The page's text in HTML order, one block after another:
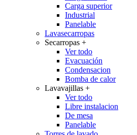
Carga superior
Industrial
Panelable
Lavasecarropas
Secarropas +
Ver todo
Evacuación
Condensacion
Bomba de calor
Lavavajillas +
Ver todo
Libre instalacion
De mesa
Panelable